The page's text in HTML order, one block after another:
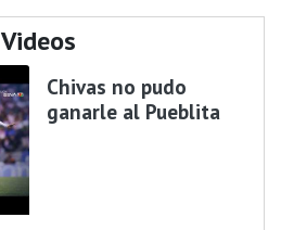
Videos
Chivas no pudo
ganarle al Pueblita